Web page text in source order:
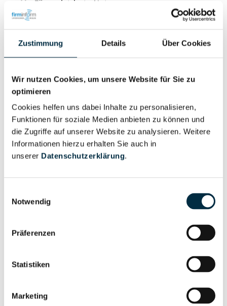
Zustimmung Details Über Cookies
Wir nutzen Cookies, um unsere Website für Sie zu
optimieren
Cookies helfen uns dabei Inhalte zu personalisieren,
Funktionen für soziale Medien anbieten zu können und
die Zugriffe auf unserer Website zu analysieren. Weitere
Informationen hierzu erhalten Sie auch in
unserer Datenschutzerklärung.
Notwendig
Präferenzen
Statistiken
Marketing
Für registrierte Nutzer
Personen im Unternehmen
Geschäftsführer (3)
Für registrierte
Nutzer
Berechtigter
Unternehmensprofil
Eigentums- und Kontrollstruktur